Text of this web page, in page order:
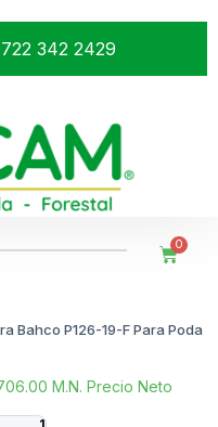
722 342 2429
0
Bahco P126-19-F Para Poda
M.N. Precio Neto